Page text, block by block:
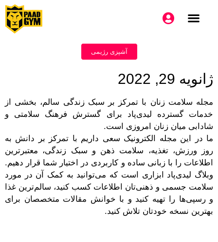
آشپزی رژیمی
ژانویه 29, 2022
مجله سلامت زنان با تمرکز بر سبک زندگی سالم، بخشی از
خدمات گسترده لیدی‌پاد برای گسترش فرهنگ سلامتی و
شادابی میان زنان امروزی است.
ما در این مجله الکترونیک سعی داریم با تمرکز بر دانش به
روز ورزش، تغذیه، سلامت ذهن و سبک زندگی، معتبرترین
اطلاعات را با زبانی ساده و کاربردی در اختیار شما قرار دهیم.
وبلاگ لیدی‌پاد ابزاری است که می‌توانید به کمک آن در مورد
سلامت جسمی‌ و ذهنی‌تان اطلاعات کسب کنید، سالم‌ترین غذا
و رسپی‌ها را تهیه کنید و با خوانش مقالات متخصصان برای
بهترین نسخه خودتان تلاش کنید.